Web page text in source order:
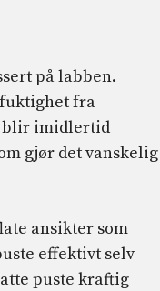
på labben.
fra
blir imidlertid
gjør det vanskelig
ansikter som
effektivt selv
puste kraftig